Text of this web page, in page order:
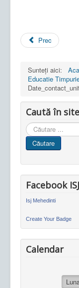
Prec
Sunteți aici:
Educatie
Caută în
Cauta
in
site
Căutare
Facebook
Isj Mehedinti
Create Your Badge
Calendar